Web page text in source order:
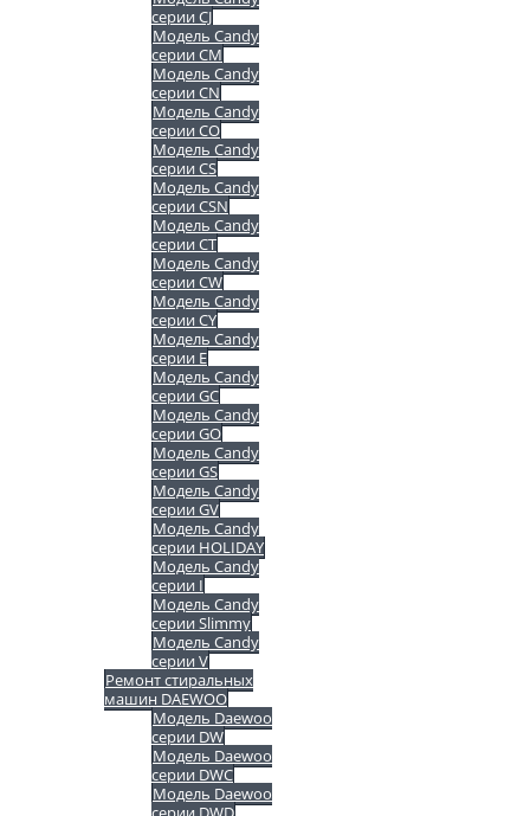
серии CJ
Модель Candy
серии CM
Модель Candy
серии CN
Модель Candy
серии CO
Модель Candy
серии CS
Модель Candy
серии CSN
Модель Candy
серии CT
Модель Candy
серии CW
Модель Candy
серии CY
Модель Candy
серии E
Модель Candy
серии GC
Модель Candy
серии GO
Модель Candy
серии GS
Модель Candy
серии GV
Модель Candy
серии HOLIDAY
Модель Candy
серии I
Модель Candy
серии Slimmy
Модель Candy
серии V
Ремонт стиральных
машин DAEWOO
Модель Daewoo
серии DW
Модель Daewoo
серии DWC
Модель Daewoo